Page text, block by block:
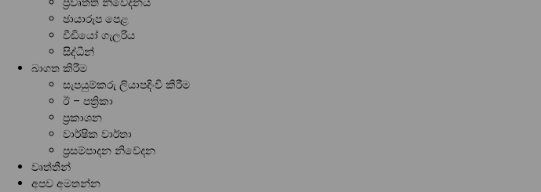
ඡායාරූප පෙළ
වීඩියෝ ගැලරිය
සිද්ධීන්
බාගත කිරීම
සැපයුම්කරු ලියාපදිංචි කිරීම
ඊ – පත්‍රිකා
ප්‍රකාශන
වාර්ෂික වාර්තා
ප්‍රසම්පාදන නිවේදන
වෘත්තීන්
අපව අමතන්න